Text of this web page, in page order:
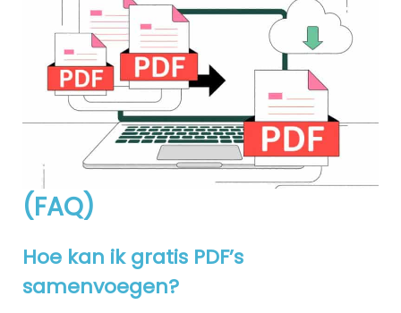
(FAQ)
Hoe kan ik gratis PDF’s
samenvoegen?